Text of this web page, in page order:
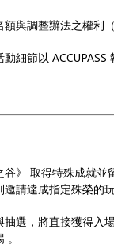
與調整辦法之權利
細節以 ACCUPASS
谷》 取得特殊成就並
請達成指定殊榮的
抽選，將直接獲得入
。